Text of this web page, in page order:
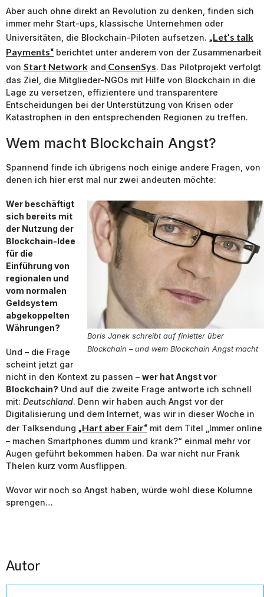
Aber auch ohne direkt an Revolution zu denken, finden sich
immer mehr Start-ups, klassische Unternehmen oder
Universitäten, die Blockchain-Piloten aufsetzen. „Let’s talk
Payments“ berichtet unter anderem von der Zusammenarbeit
von Start Network and ConsenSys. Das Pilotprojekt verfolgt
das Ziel, die Mitglieder-NGOs mit Hilfe von Blockchain in die
Lage zu versetzen, effizientere und transparentere
Entscheidungen bei der Unterstützung von Krisen oder
Katastrophen in den entsprechenden Regionen zu treffen.
Wem macht Blockchain Angst?
Spannend finde ich übrigens noch einige andere Fragen, von
denen ich hier erst mal nur zwei andeuten möchte:
Boris Janek schreibt auf finletter über
Blockchain – und wem Blockchain Angst macht
Wer beschäftigt
sich bereits mit
der Nutzung der
Blockchain-Idee
für die
Einführung von
regionalen und
vom normalen
Geldsystem
abgekoppelten
Währungen?
Und – die Frage
scheint jetzt gar
nicht in den Kontext zu passen – wer hat Angst vor
Blockchain? Und auf die zweite Frage antworte ich schnell
mit: Deutschland. Denn wir haben auch Angst vor der
Digitalisierung und dem Internet, was wir in dieser Woche in
der Talksendung „Hart aber Fair“ mit dem Titel „Immer online
– machen Smartphones dumm und krank?“ einmal mehr vor
Augen geführt bekommen haben. Da war nicht nur Frank
Thelen kurz vorm Ausflippen.
Wovor wir noch so Angst haben, würde wohl diese Kolumne
sprengen…
Autor